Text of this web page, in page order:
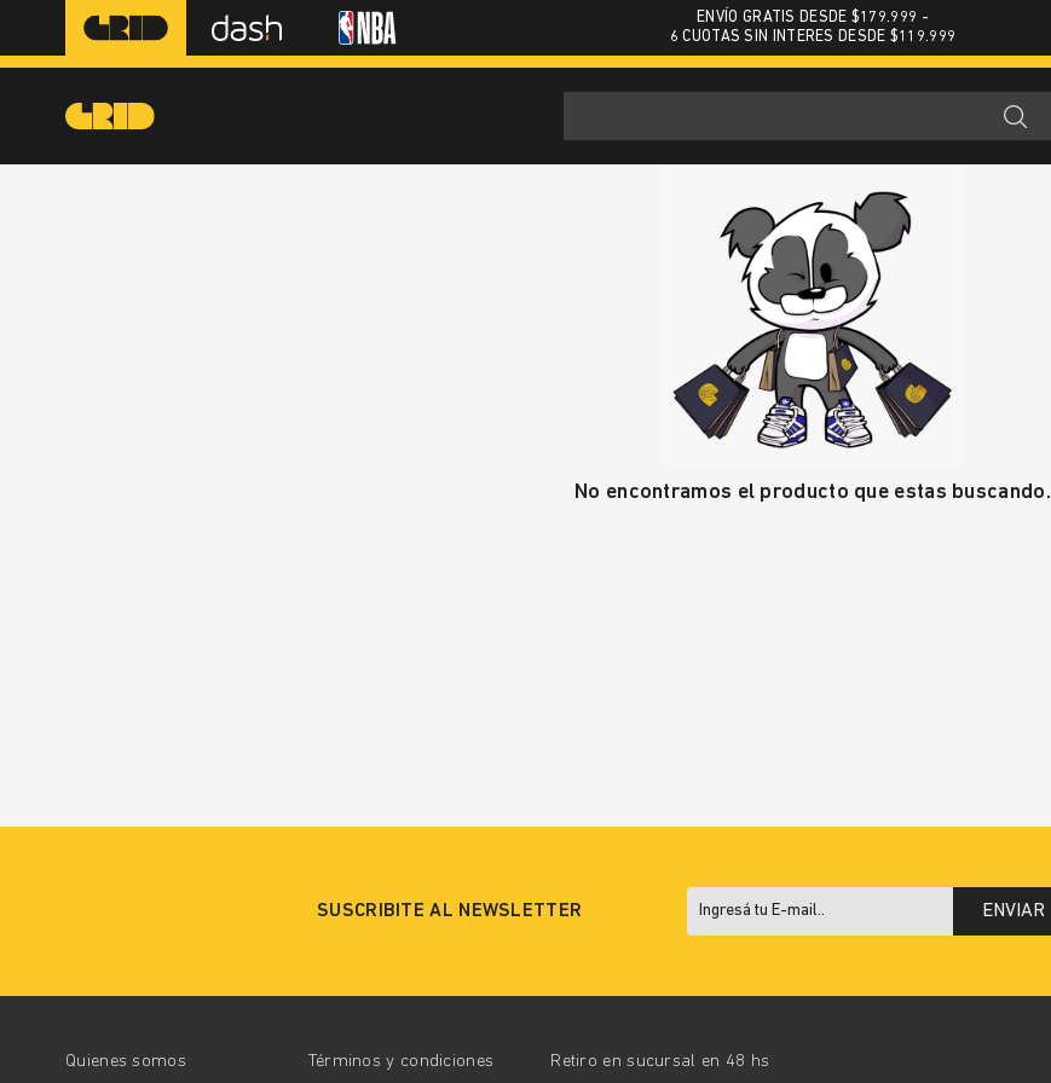
ENVÍO GRATIS DESDE $179.999 -
6 CUOTAS SIN INTERES DESDE $119.999
No encontramos el producto que estas buscando.
SUSCRIBITE AL NEWSLETTER ENVIAR
Quienes somos Términos y condiciones Retiro en sucursal en 48 hs